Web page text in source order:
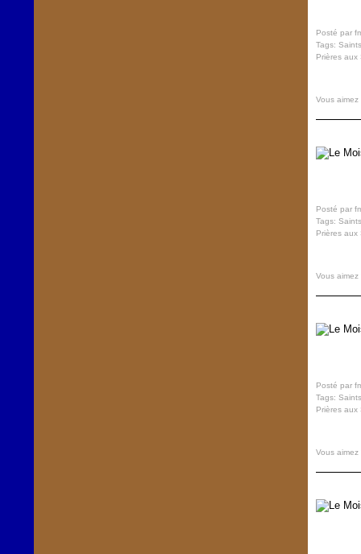
Posté par
Tags: Saints
Prières aux
Vous aimez
Posté par
Tags: Saints
Prières aux
Vous aimez
Posté par
Tags: Saints
Prières aux
Vous aimez